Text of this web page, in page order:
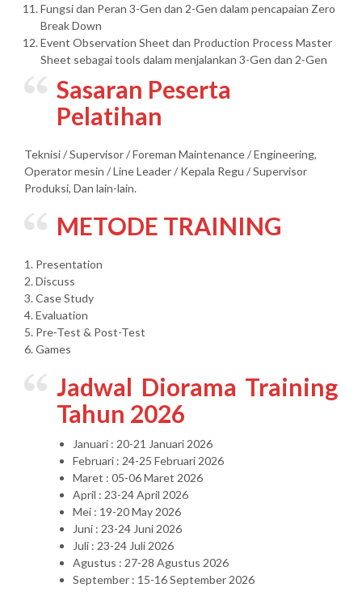
Fungsi dan Peran 3-Gen dan 2-Gen dalam pencapaian Zero
Break Down
Event Observation Sheet dan Production Process Master
Sheet sebagai tools dalam menjalankan 3-Gen dan 2-Gen
Sasaran Peserta
Pelatihan
Teknisi / Supervisor / Foreman Maintenance / Engineering,
Operator mesin / Line Leader / Kepala Regu / Supervisor
Produksi, Dan lain-lain.
METODE TRAINING
1. Presentation
2. Discuss
3. Case Study
4. Evaluation
5. Pre-Test & Post-Test
6. Games
Jadwal Diorama Training
Tahun 2026
Januari : 20-21 Januari 2026
Februari : 24-25 Februari 2026
Maret : 05-06 Maret 2026
April : 23-24 April 2026
Mei : 19-20 May 2026
Juni : 23-24 Juni 2026
Juli : 23-24 Juli 2026
Agustus : 27-28 Agustus 2026
September : 15-16 September 2026